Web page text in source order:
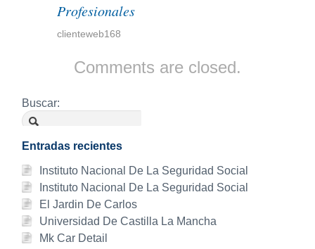
Profesionales
clienteweb168
Comments are closed.
Buscar:
Entradas recientes
Instituto Nacional De La Seguridad Social
Instituto Nacional De La Seguridad Social
El Jardin De Carlos
Universidad De Castilla La Mancha
Mk Car Detail